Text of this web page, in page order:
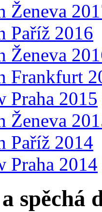
Ženeva
Paříž 2016
Ženeva
Frankfurt
Praha 2015
Ženeva
Paříž 2014
Praha 2014
spěchá